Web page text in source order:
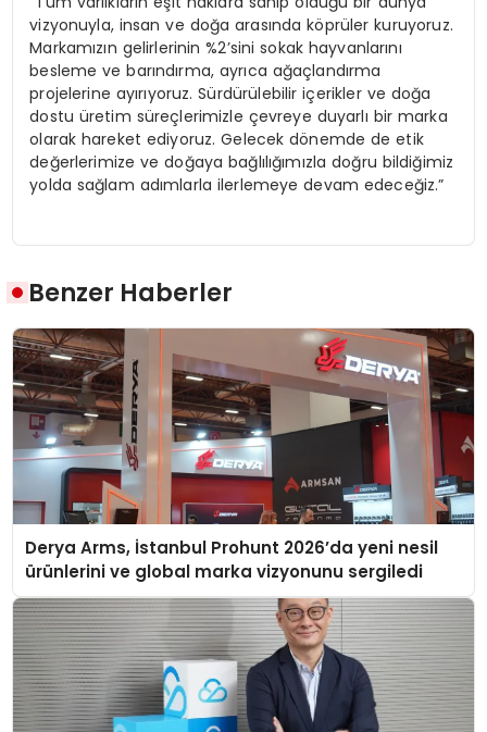
vizyonuyla, insan ve doğa arasında köprüler kuruyoruz.
Markamızın gelirlerinin %2’sini sokak hayvanlarını
besleme ve barındırma, ayrıca ağaçlandırma
projelerine ayırıyoruz. Sürdürülebilir içerikler ve doğa
dostu üretim süreçlerimizle çevreye duyarlı bir marka
olarak hareket ediyoruz. Gelecek dönemde de etik
değerlerimize ve doğaya bağlılığımızla doğru bildiğimiz
yolda sağlam adımlarla ilerlemeye devam edeceğiz.”
Benzer Haberler
Derya Arms, İstanbul Prohunt 2026’da yeni nesil
ürünlerini ve global marka vizyonunu sergiledi